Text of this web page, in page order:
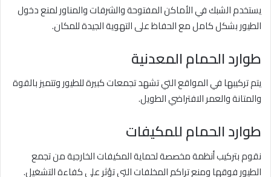
يستخدم الشبك في الأماكن المفتوحة والشرفات والمناور لمنع دخول
الطيور بشكل كامل مع الحفاظ على التهوية الجيدة للمكان.
طوارد الحمام المعدنية
يتم تركيبها في المواقع التي تشهد تجمعات كبيرة للطيور وتتميز بالقوة
والمتانة والعمر الافتراضي الطويل.
طوارد الحمام للمكيفات
نقوم بتركيب أنظمة مخصصة لحماية المكيفات الخارجية من تجمع
الطيور فوقها ومنع تراكم المخلفات التي تؤثر على كفاءة التشغيل.